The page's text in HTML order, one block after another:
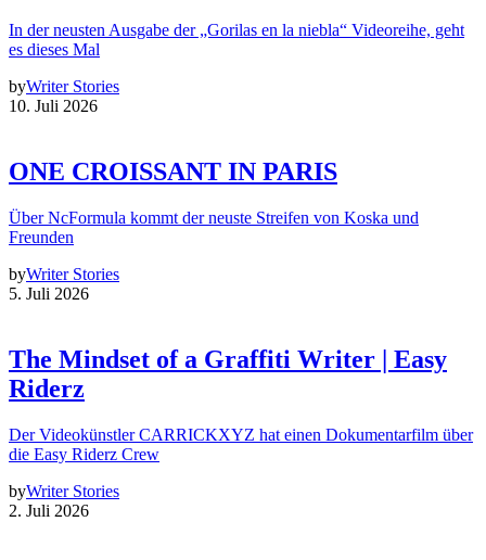
In der neusten Ausgabe der „Gorilas en la niebla“ Videoreihe, geht
es dieses Mal
byWriter Stories
10. Juli 2026
ONE CROISSANT IN PARIS
Über NcFormula kommt der neuste Streifen von Koska und
Freunden
byWriter Stories
5. Juli 2026
The Mindset of a Graffiti Writer | Easy
Riderz
Der Videokünstler CARRICKXYZ hat einen Dokumentarfilm über
die Easy Riderz Crew
byWriter Stories
2. Juli 2026